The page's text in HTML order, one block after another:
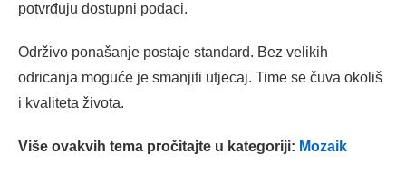
potvrđuju dostupni podaci.
Održivo ponašanje postaje standard. Bez velikih
odricanja moguće je smanjiti utjecaj. Time se čuva okoliš
i kvaliteta života.
Više ovakvih tema pročitajte u kategoriji: Mozaik